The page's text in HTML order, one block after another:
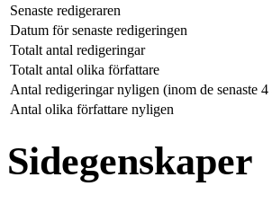
Senaste redigeraren
Datum för senaste redigeringen
Totalt antal redigeringar
Totalt antal olika författare
Antal redigeringar nyligen (inom de senaste
Antal olika författare nyligen
Sidegenskaper